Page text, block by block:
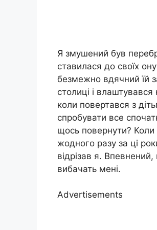
Я змушений був
ставилася до своїх
безмежно вдячний їй
столиці і
коли повертався з
спробувати все
щось повернути? Коли
жодного разу за ці
відрізав я.
вибачать мені.
Advertisements